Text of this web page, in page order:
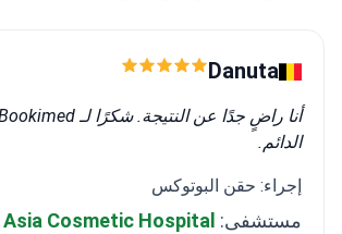
Danuta
الدائم.
إجراء: حقن البوتوكس
مستشفى: Asia Cosmetic Hospital